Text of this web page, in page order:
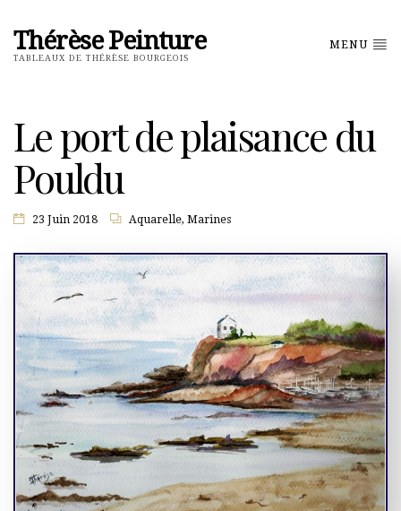
Thérèse Peinture
TABLEAUX DE THÉRÈSE BOURGEOIS
MENU
Le port de plaisance du
Pouldu
23 Juin 2018 Aquarelle, Marines